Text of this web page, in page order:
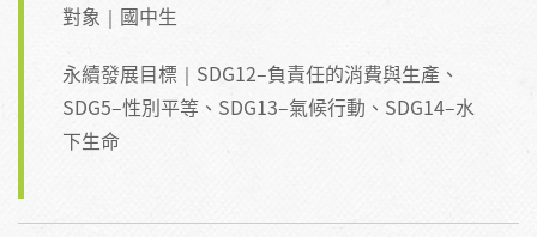
對象｜國中生
永續發展目標｜SDG12–負責任的消費與生產、
SDG5–性別平等、SDG13–氣候行動、SDG14–水
下生命